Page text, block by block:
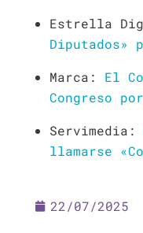
Estrella
Diputados»
Marca: El
Congreso
Servimedia:
llamarse
22/07/2025